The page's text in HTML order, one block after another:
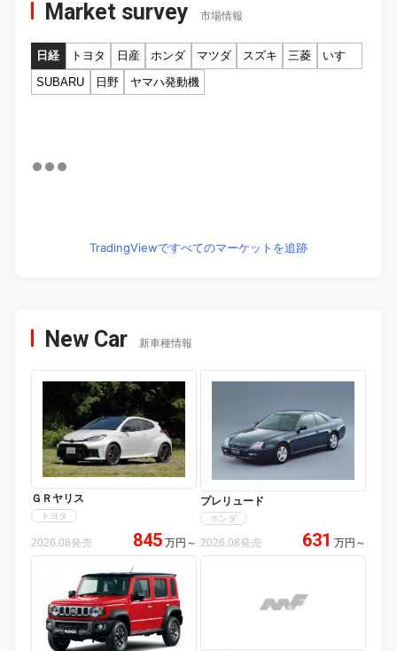
Market survey 市場情報
日経 トヨタ 日産 ホンダ マツダ スズキ 三菱
いすゞ
SUBARU
日野 ヤマハ発動機
TradingViewですべてのマーケットを追跡
New Car 新車種情報
ＧＲヤリス
トヨタ
2026.08発売 845 万円 ～
プレリュード
ホンダ
2026.08発売 631 万円 ～